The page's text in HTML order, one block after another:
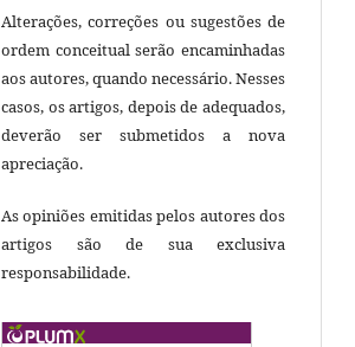
Alterações, correções ou sugestões de
ordem conceitual serão encaminhadas
aos autores, quando necessário. Nesses
casos, os artigos, depois de adequados,
deverão ser submetidos a nova
apreciação.
As opiniões emitidas pelos autores dos
artigos são de sua exclusiva
responsabilidade.